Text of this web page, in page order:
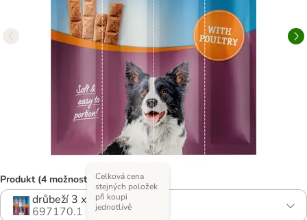
Produkt (4 možností)
drůbeží 3 x 12 kusů (360 g)
697170.1
Celková cena
stejných položek
při koupi
jednotlivě